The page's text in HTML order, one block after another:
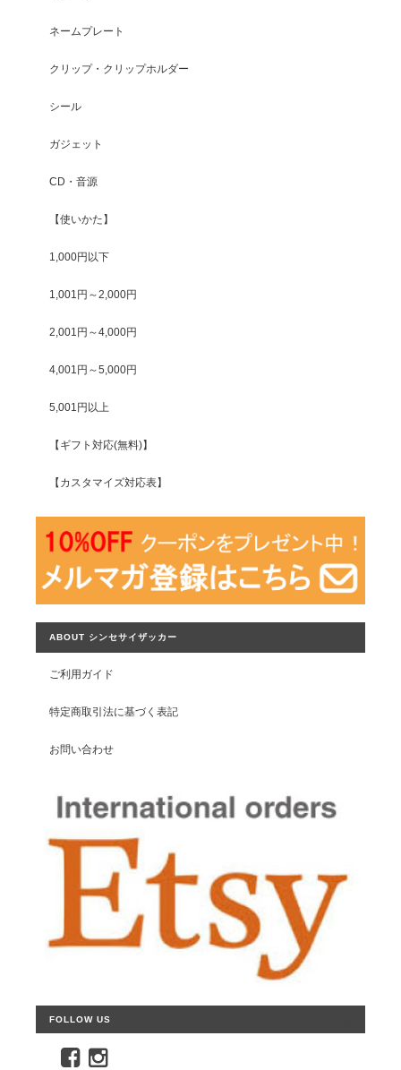
ネームプレート
クリップ・クリップホルダー
シール
ガジェット
CD・音源
【使いかた】
1,000円以下
1,001円～2,000円
2,001円～4,000円
4,001円～5,000円
5,001円以上
【ギフト対応(無料)】
【カスタマイズ対応表】
ABOUT シンセサイザッカー
ご利用ガイド
特定商取引法に基づく表記
お問い合わせ
FOLLOW US